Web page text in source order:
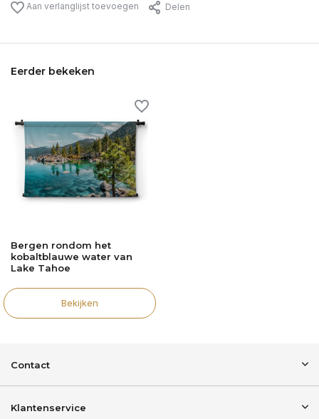
Aan verlanglijst toevoegen Delen
Eerder bekeken
Bergen rondom het
kobaltblauwe water van
Lake Tahoe
Bekijken
Contact
Klantenservice